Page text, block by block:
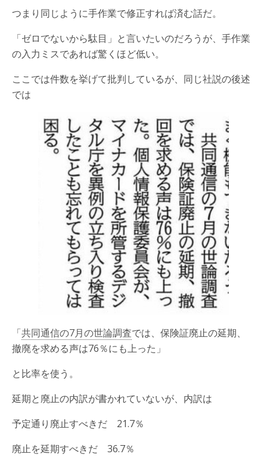
つまり同じように手作業で修正すれば済む話だ。
「ゼロでないから駄目」と言いたいのだろうが、手作業
の入力ミスであれば驚くほど低い。
ここでは件数を挙げて批判しているが、同じ社説の後述
では
「共同通信の7月の世論調査では、保険証廃止の延期、
撤廃を求める声は76％にも上った」
と比率を使う。
延期と廃止の内訳が書かれていないが、内訳は
予定通り廃止すべきだ 21.7％
廃止を延期すべきだ 36.7％